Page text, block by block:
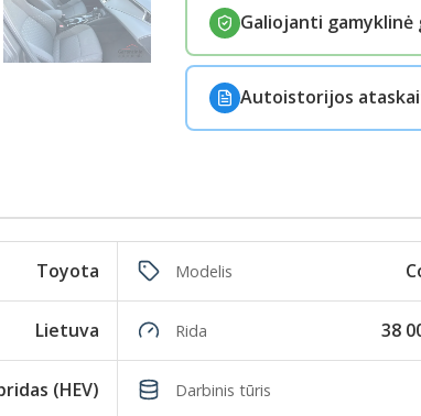
Galiojanti gamyklinė
Autoistorijos
Toyota Modelis
Lietuva Rida 38
(HEV) Darbinis tūris